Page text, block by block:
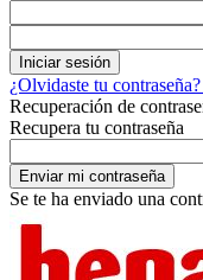
¿Olvidaste tu
Recuperación de
Recupera tu contraseña
Se te ha enviado una